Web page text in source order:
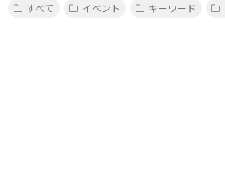
すべて
イベント キーワード